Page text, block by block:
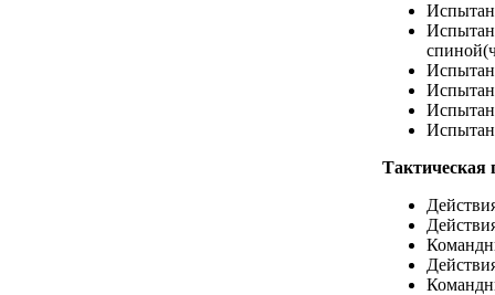
Тактическая